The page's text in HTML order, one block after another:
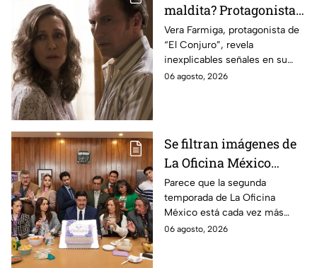
maldita? Protagonista
revela INQUIETANTES
señales en su cuerpo
durante la grabación de
la película
Vera Farmiga, protagonista de
“El Conjuro”, revela
inexplicables señales en su
cuerpo durante el rodaje de la
06 agosto, 2026
Se filtran imágenes de
La Oficina México
temporada 2 y un
detalle desata teorías
entre los fans
Parece que la segunda
temporada de La Oficina
México está cada vez más
cerca, pues el elenco ya se
06 agosto, 2026